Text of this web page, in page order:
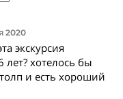
2020
экскурсия
хотелось бы
и есть хороший